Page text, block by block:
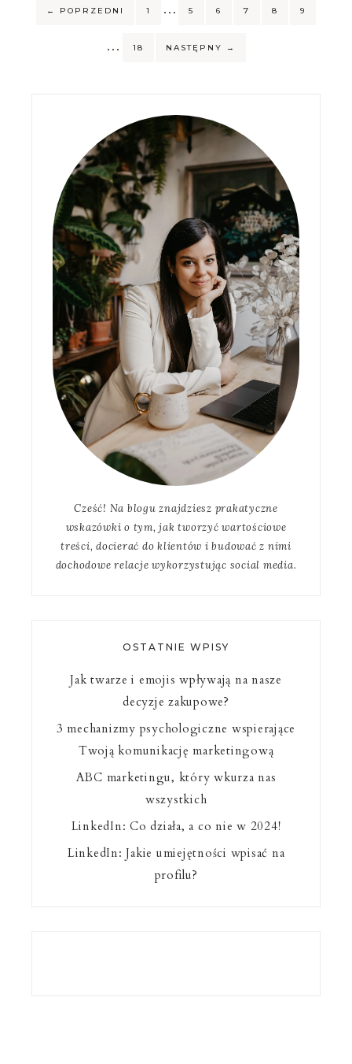
← POPRZEDNI 1 … 5 6 7 8 9
… 18 NASTĘPNY →
Cześć! Na blogu znajdziesz prakatyczne
wskazówki o tym, jak tworzyć wartościowe
treści, docierać do klientów i budować z nimi
dochodowe relacje wykorzystując social media.
OSTATNIE WPISY
Jak twarze i emojis wpływają na nasze
decyzje zakupowe?
3 mechanizmy psychologiczne wspierające
Twoją komunikację marketingową
ABC marketingu, który wkurza nas
wszystkich
LinkedIn: Co działa, a co nie w 2024!
LinkedIn: Jakie umiejętności wpisać na
profilu?